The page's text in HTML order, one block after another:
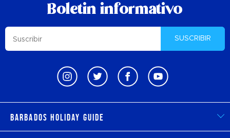
Boletin informativo
SUSCRIBIR
Barbados Holiday Guide